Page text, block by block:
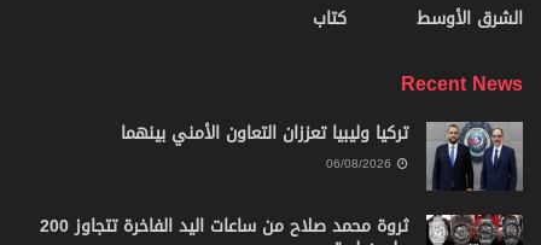
الشرق الأوسط
كتاب
Recent News
تركيا وليبيا تعززان التعاون الأمني بينهما
ثروة محمد صلاح من ساعات اليد الفاخرة تتجاوز 200